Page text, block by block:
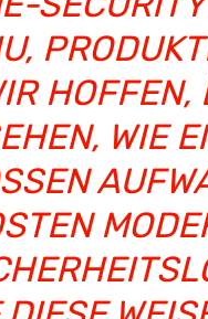
HOFFEN,
WIE